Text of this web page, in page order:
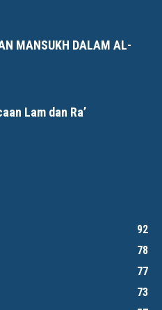
MANSUKH DALAM AL-
Lam dan Ra’
92
78
77
73